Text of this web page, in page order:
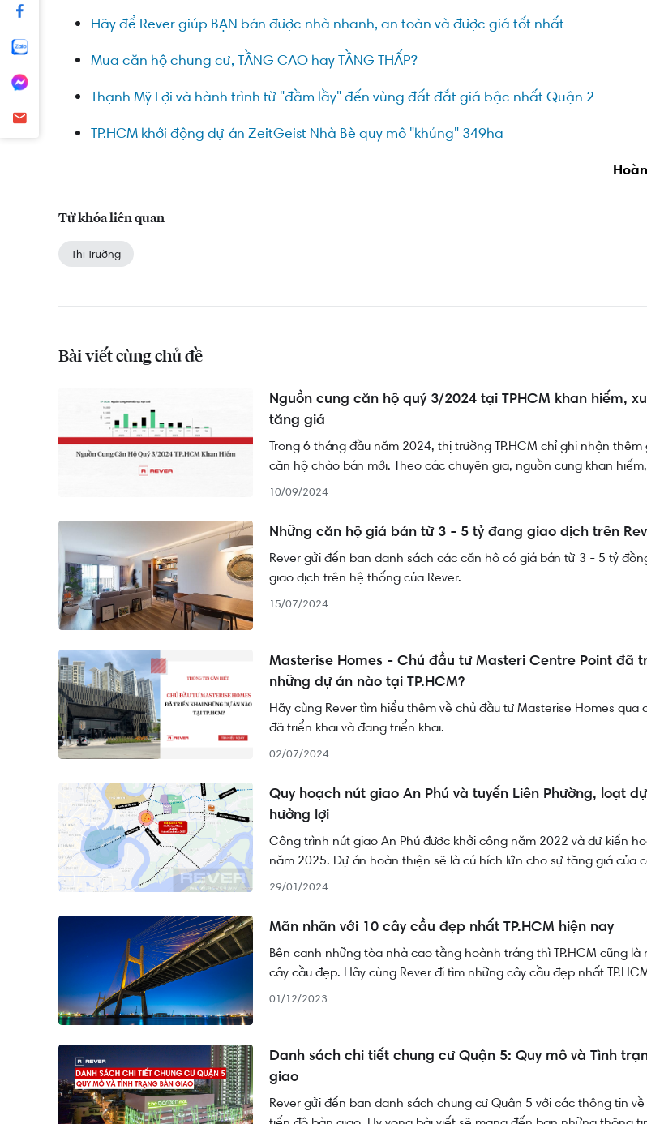
Hãy để Rever giúp BẠN bán được nhà nhanh, an toàn và được giá tốt nhất
Mua căn hộ chung cư, TẦNG CAO hay TẦNG THẤP?
Thạnh Mỹ Lợi và hành trình từ "đầm lầy" đến vùng đất đắt giá bậc nhất Quận 2
TP.HCM khởi động dự án ZeitGeist Nhà Bè quy mô "khủng" 349ha
Từ khóa liên quan
Thị Trường
Bài viết cùng chủ đề
Nguồn cung căn hộ quý 3/2024 tại TPHCM khan hiếm,
tăng giá
Trong 6 tháng đầu năm 2024, thị trường TP.HCM chỉ ghi nhận
căn hộ chào bán mới. Theo các chuyên gia, nguồn cung khan
tăng là lý do khiến giá căn hộ khó giảm trong thời gian tới.
10/09/2024
Những căn hộ giá bán từ 3 - 5 tỷ đang giao dịch trên
Rever gửi đến bạn danh sách các căn hộ có giá bán từ 3 - 5 tỷ
giao dịch trên hệ thống của Rever.
15/07/2024
Masterise Homes - Chủ đầu tư Masteri Centre Point đã
những dự án nào tại TP.HCM?
Hãy cùng Rever tìm hiểu thêm về chủ đầu tư Masterise Homes qua
đã triển khai và đang triển khai.
02/07/2024
Quy hoạch nút giao An Phú và tuyến Liên Phường, loạt
hưởng lợi
Công trình nút giao An Phú được khởi công năm 2022 và dự kiến
năm 2025. Dự án hoàn thiện sẽ là cú hích lứn cho sự tăng giá của
động sản trong khu vực. Cùng Rever tìm hiểu thông tin về nút giao
29/01/2024
Mãn nhãn với 10 cây cầu đẹp nhất TP.HCM hiện nay
Bên cạnh những tòa nhà cao tầng hoành tráng thì TP.HCM cũng là
cây cầu đẹp. Hãy cùng Rever đi tìm những cây cầu đẹp nhất
01/12/2023
Danh sách chi tiết chung cư Quận 5: Quy mô và Tình
giao
Rever gửi đến bạn danh sách chung cư Quận 5 với các thông tin